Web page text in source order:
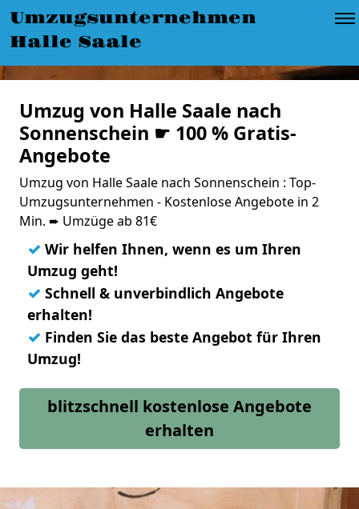
Umzugsunternehmen
Halle Saale
Umzug von Halle Saale nach
Sonnenschein ☛ 100 % Gratis-
Angebote
Umzug von Halle Saale nach Sonnenschein : Top-
Umzugsunternehmen - Kostenlose Angebote in 2
Min. ➨ Umzüge ab 81€
✓ Wir helfen Ihnen, wenn es um Ihren
Umzug geht!
✓ Schnell & unverbindlich Angebote
erhalten!
✓ Finden Sie das beste Angebot für Ihren
Umzug!
blitzschnell kostenlose Angebote
erhalten